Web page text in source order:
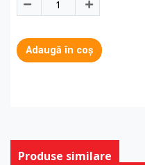
Adaugă în coș
Produse similare